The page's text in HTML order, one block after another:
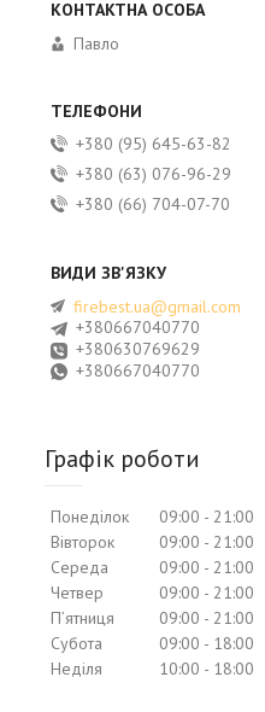
Павло
+380 (95) 645-63-82
+380 (63) 076-96-29
+380 (66) 704-07-70
firebest.ua@gmail.com
+380667040770
+380630769629
+380667040770
Графік роботи
Понеділок 09:00
21:00
Вівторок
09:00
21:00
Середа
09:00
21:00
Четвер
09:00
21:00
Пʼятниця
09:00
21:00
Субота
09:00
18:00
Неділя
10:00 18:00